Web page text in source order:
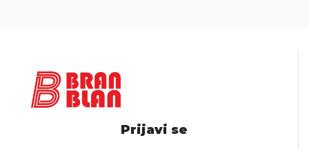
Prijavi se